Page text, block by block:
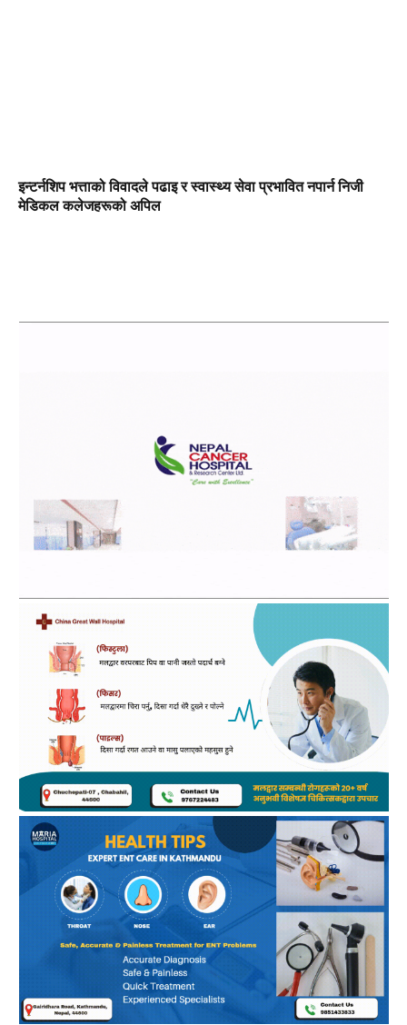
इन्टर्नशिप भत्ताको विवादले पढाइ र स्वास्थ्य सेवा प्रभावित नपार्न निजी
मेडिकल कलेजहरूको अपिल